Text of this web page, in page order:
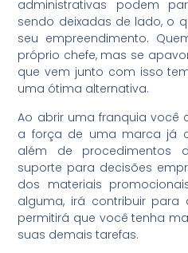
administrativas podem
sendo deixadas de lado, o
seu empreendimento.
próprio chefe, mas se
que vem junto com isso
uma ótima alternativa.
Ao abrir uma franquia você
a força de uma marca já
além de procedimentos
suporte para decisões
dos materiais
alguma, irá contribuir
permitirá que você tenha
suas demais tarefas.